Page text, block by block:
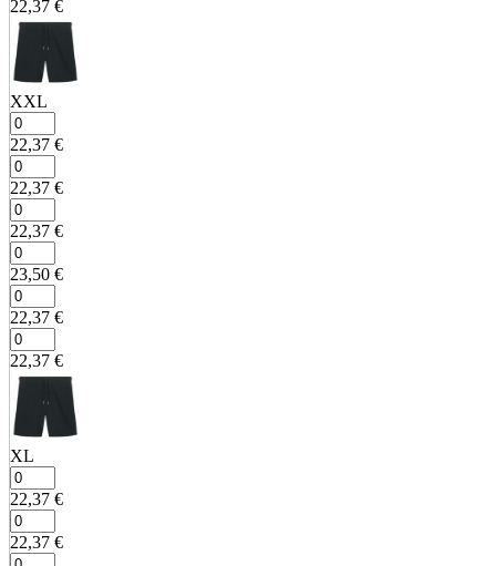
22,37 €
XXL
22,37 €
22,37 €
22,37 €
23,50 €
22,37 €
22,37 €
XL
22,37 €
22,37 €